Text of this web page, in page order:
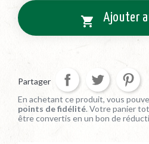
 Ajouter
Partager
En achetant ce produit, vous
points de fidélité. Votre panier
être convertis en un bon de